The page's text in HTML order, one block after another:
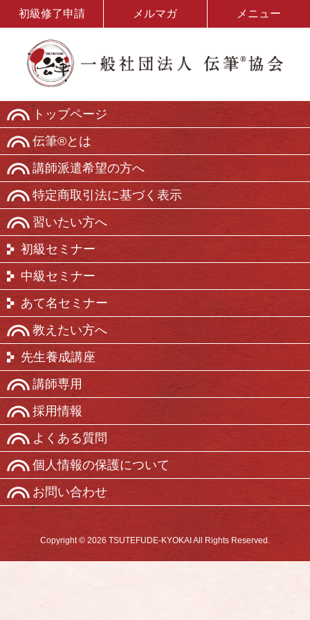
初級修了申請 メルマガ メニュー
トップページ
伝筆®とは
講師派遣希望の方へ
特定商取引法に基づく表示
習いたい方へ
初級セミナー
中級セミナー
あて名セミナー
教えたい方へ
先生養成講座
講師専用
採用情報
よくある質問
個人情報の保護について
お問い合わせ
Copyright © 2026 TSUTEFUDE-KYOKAI All Rights Reserved.